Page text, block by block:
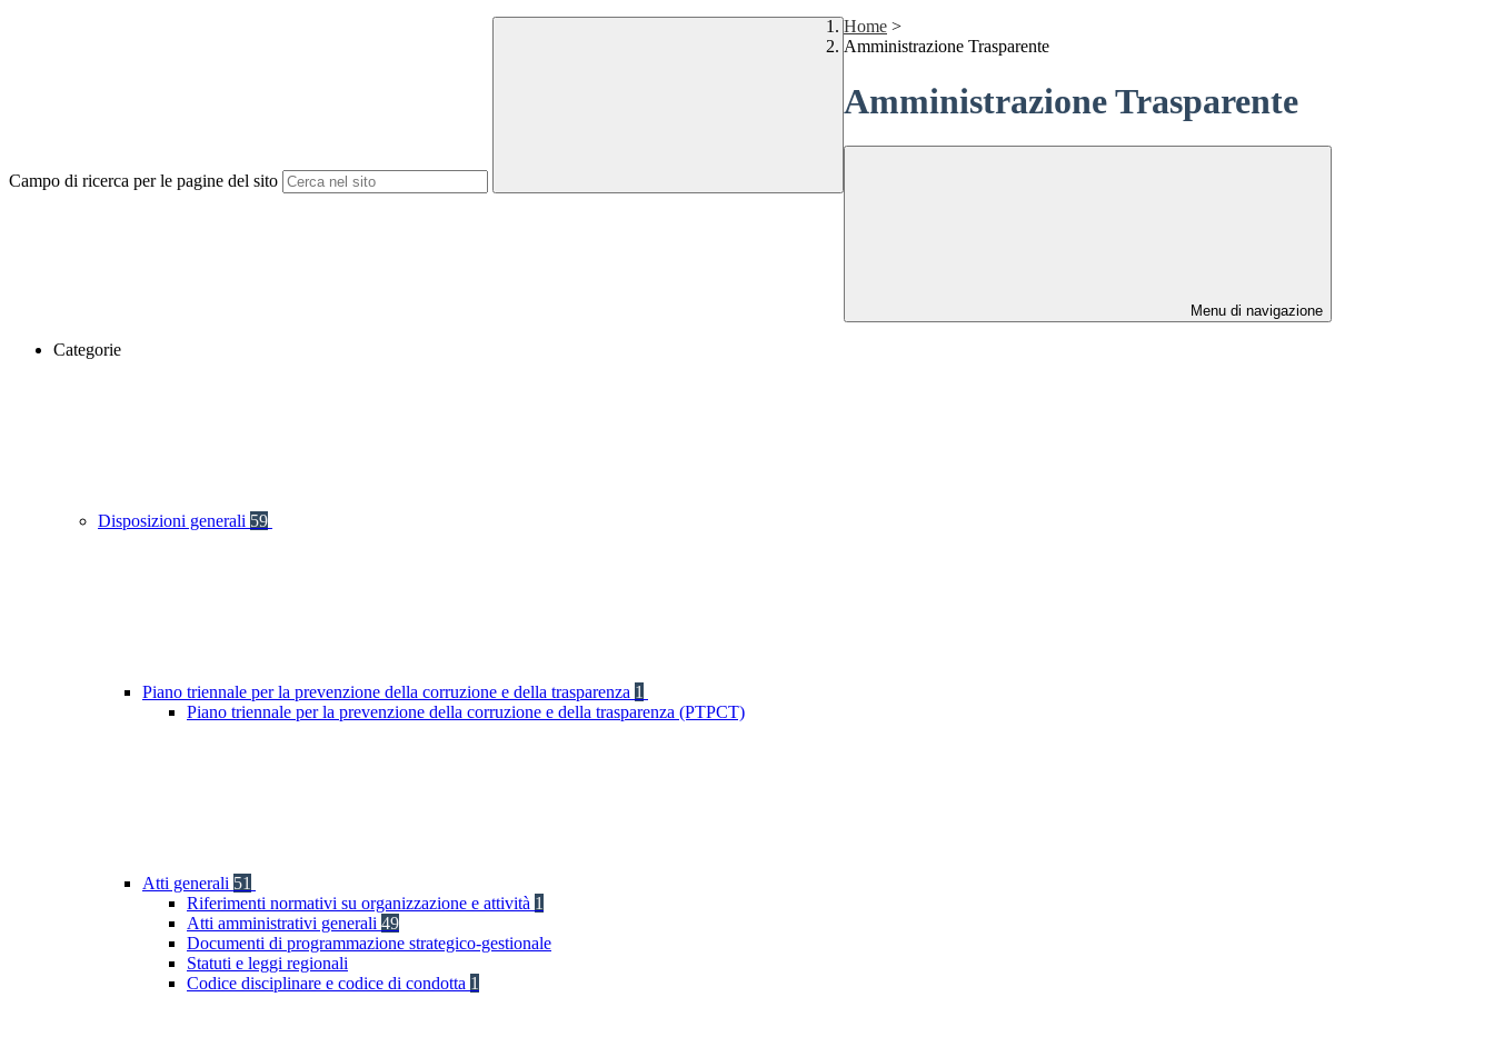
Campo di ricerca per le pagine del sito
Home >
Amministrazione Trasparente
Amministrazione Trasparente
Menu di navigazione
Categorie
Disposizioni generali 59
Piano triennale per la prevenzione della corruzione e della trasparenza 1
Piano triennale per la prevenzione della corruzione e della trasparenza (PTPCT)
Atti generali 51
Riferimenti normativi su organizzazione e attività 1
Atti amministrativi generali 49
Documenti di programmazione strategico-gestionale
Statuti e leggi regionali
Codice disciplinare e codice di condotta 1